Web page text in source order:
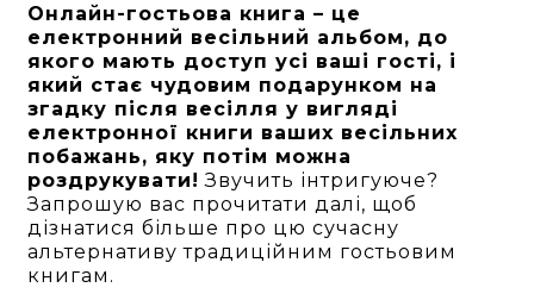
Онлайн-гостьова книга – це
електронний весільний альбом, до
якого мають доступ усі ваші гості, і
який стає чудовим подарунком на
згадку після весілля у вигляді
електронної книги ваших весільних
побажань, яку потім можна
роздрукувати! Звучить інтригуюче?
Запрошую вас прочитати далі, щоб
дізнатися більше про цю сучасну
альтернативу традиційним гостьовим
книгам.